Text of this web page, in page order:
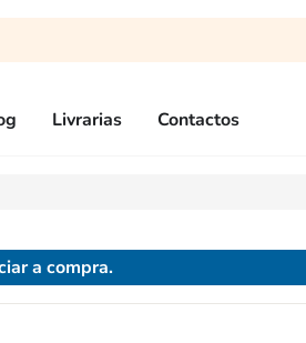
Livrarias Contactos
a compra.